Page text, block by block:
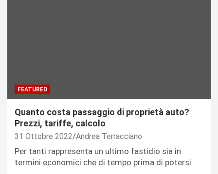
FEATURED
Quanto costa passaggio di proprietà auto?
Prezzi, tariffe, calcolo
31 Ottobre 2022 Andrea Terracciano
Per tanti rappresenta un ultimo fastidio sia in
termini economici che di tempo prima di potersi…